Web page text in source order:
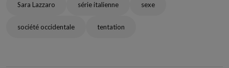
Sara Lazzaro série italienne sexe
société occidentale tentation